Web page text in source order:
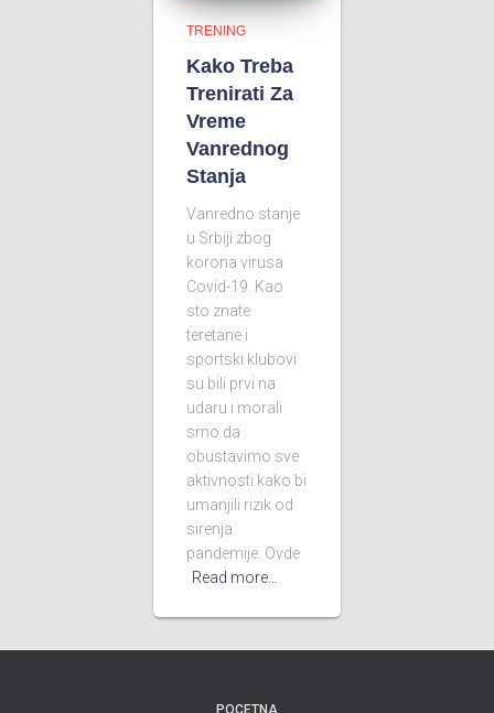
TRENING
Kako Treba
Trenirati Za
Vreme
Vanrednog
Stanja
Vanredno stanje
u Srbiji zbog
korona virusa
Covid-19. Kao
sto znate
teretane i
sportski klubovi
su bili prvi na
udaru i morali
smo da
obustavimo sve
aktivnosti kako bi
umanjili rizik od
sirenja
pandemije. Ovde
Read more…
POCETNA